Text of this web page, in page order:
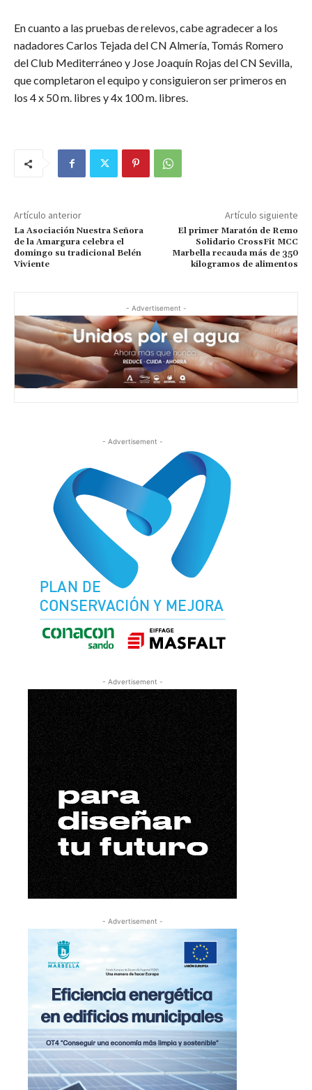
En cuanto a las pruebas de relevos, cabe agradecer a los
nadadores Carlos Tejada del CN Almería, Tomás Romero
del Club Mediterráneo y Jose Joaquín Rojas del CN Sevilla,
que completaron el equipo y consiguieron ser primeros en
los 4 x 50 m. libres y 4x 100 m. libres.
Artículo anterior
La Asociación Nuestra Señora
de la Amargura celebra el
domingo su tradicional Belén
Viviente
Artículo siguiente
El primer Maratón de Remo
Solidario CrossFit MCC
Marbella recauda más de 350
kilogramos de alimentos
- Advertisement -
- Advertisement -
- Advertisement -
- Advertisement -